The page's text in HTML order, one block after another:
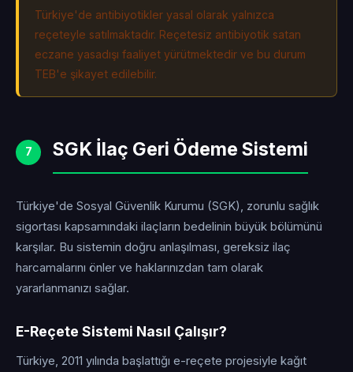
Türkiye'de antibiyotikler yasal olarak yalnızca
reçeteyle satılmaktadır. Reçetesiz antibiyotik satan
eczane yasadışı faaliyet yürütmektedir ve bu durum
TEB'e şikayet edilebilir.
7 SGK İlaç Geri Ödeme Sistemi
Türkiye'de Sosyal Güvenlik Kurumu (SGK), zorunlu sağlık
sigortası kapsamındaki ilaçların bedelinin büyük bölümünü
karşılar. Bu sistemin doğru anlaşılması, gereksiz ilaç
harcamalarını önler ve haklarınızdan tam olarak
yararlanmanızı sağlar.
E-Reçete Sistemi Nasıl Çalışır?
Türkiye, 2011 yılında başlattığı e-reçete projesiyle kağıt